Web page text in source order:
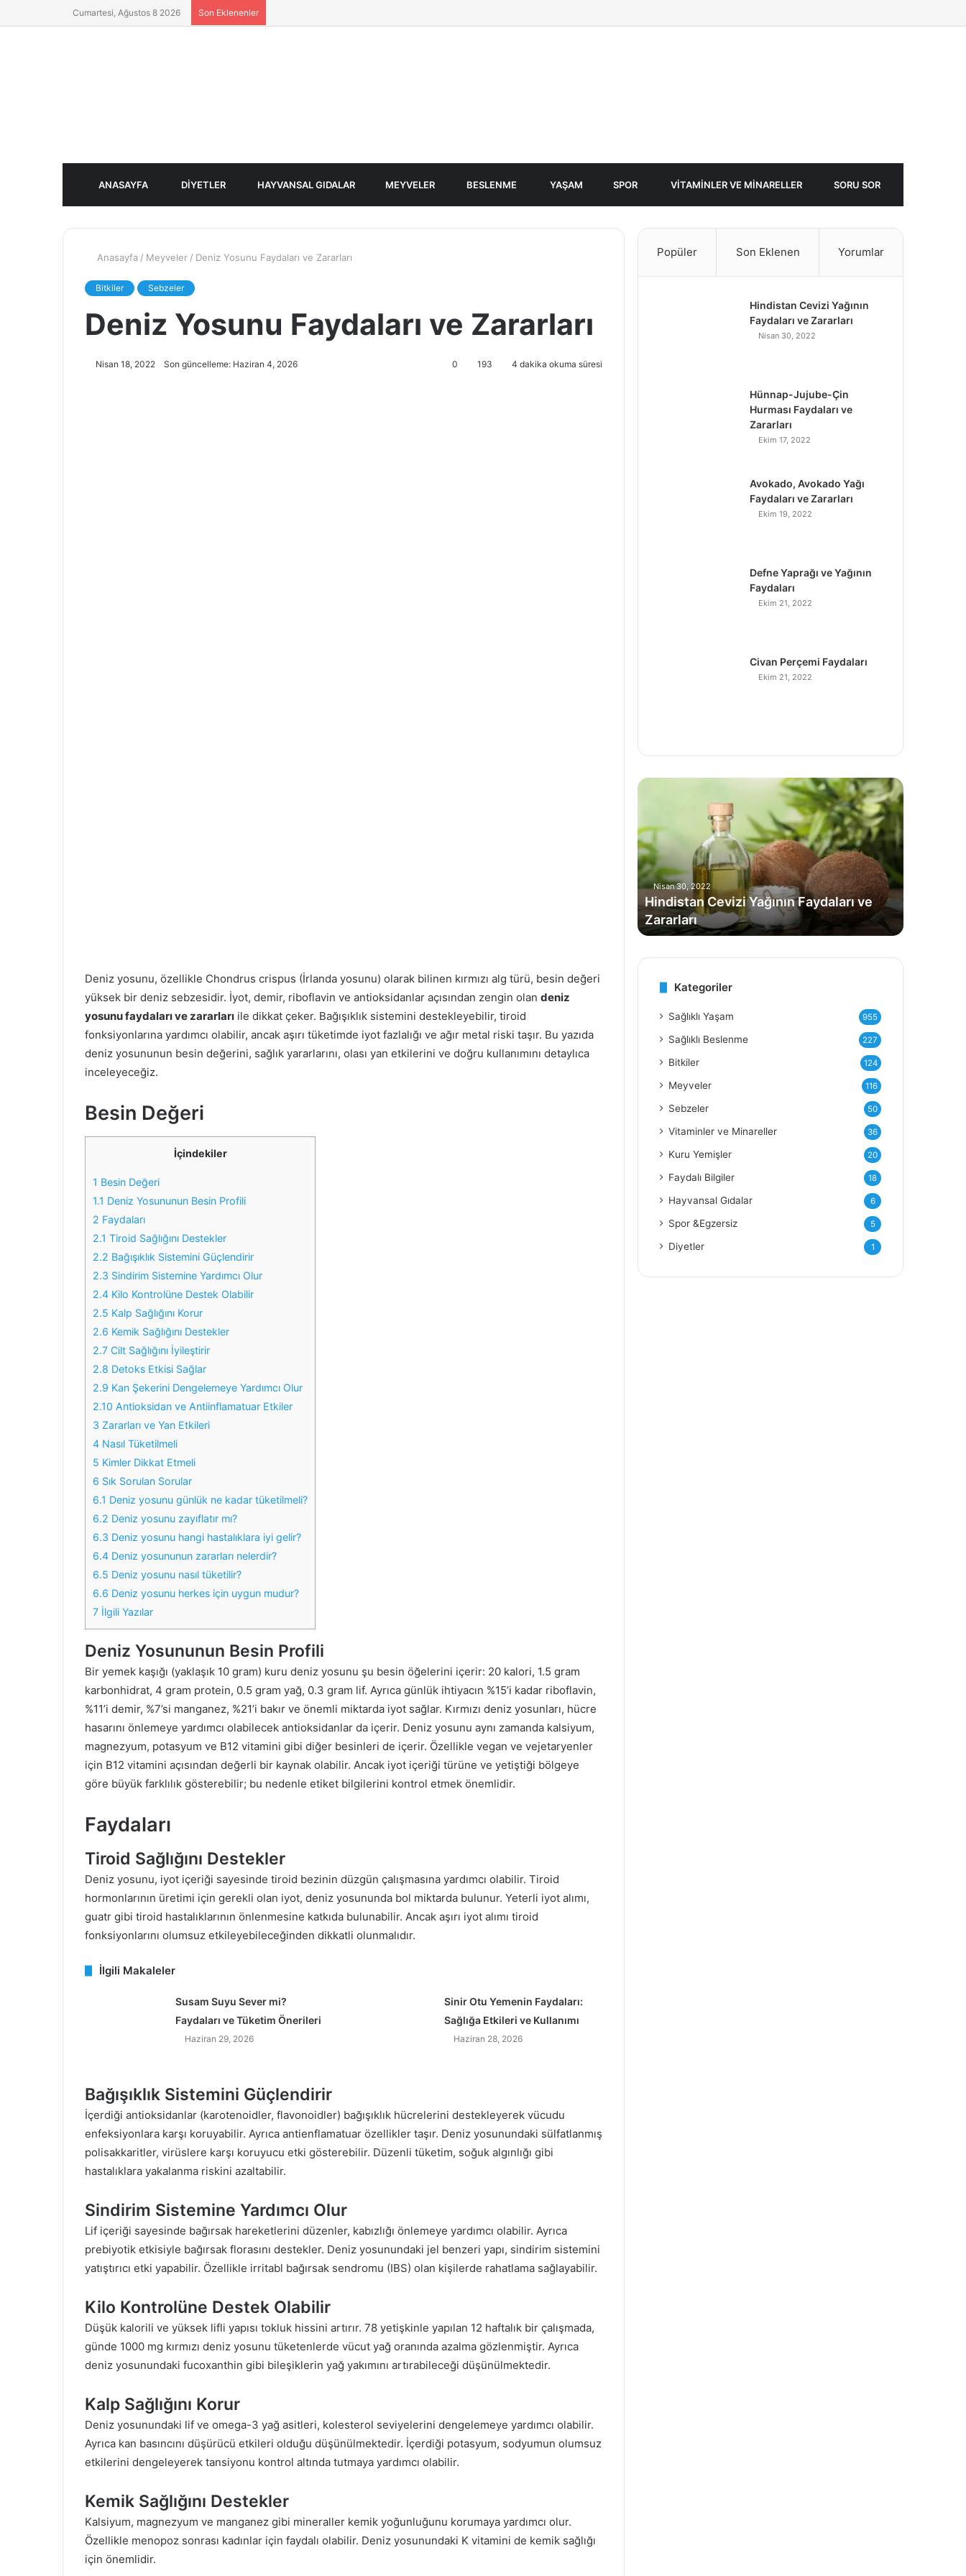
Cumartesi, Ağustos 8 2026 Son Eklenenler
ANASAYFA DIYETLER HAYVANSAL GIDALAR MEYVELER BESLENME YAŞAM SPOR VITAMINLER VE MINARELLER SORU SOR
Anasayfa / Meyveler / Deniz Yosunu Faydaları ve Zararları
Bitkiler Sebzeler
Deniz Yosunu Faydaları ve Zararları
Nisan 18, 2022 Son güncelleme: Haziran 4, 2026 0 193 4 dakika okuma süresi
Deniz yosunu, özellikle Chondrus crispus (İrlanda yosunu) olarak bilinen kırmızı alg türü, besin değeri
yüksek bir deniz sebzesidir. İyot, demir, riboflavin ve antioksidanlar açısından zengin olan deniz
yosunu faydaları ve zararları ile dikkat çeker. Bağışıklık sistemini destekleyebilir, tiroid
fonksiyonlarına yardımcı olabilir, ancak aşırı tüketimde iyot fazlalığı ve ağır metal riski taşır. Bu yazıda
deniz yosununun besin değerini, sağlık yararlarını, olası yan etkilerini ve doğru kullanımını detaylıca
inceleyeceğiz.
Besin Değeri
İçindekiler
1 Besin Değeri
1.1 Deniz Yosununun Besin Profili
2 Faydaları
2.1 Tiroid Sağlığını Destekler
2.2 Bağışıklık Sistemini Güçlendirir
2.3 Sindirim Sistemine Yardımcı Olur
2.4 Kilo Kontrolüne Destek Olabilir
2.5 Kalp Sağlığını Korur
2.6 Kemik Sağlığını Destekler
2.7 Cilt Sağlığını İyileştirir
2.8 Detoks Etkisi Sağlar
2.9 Kan Şekerini Dengelemeye Yardımcı Olur
2.10 Antioksidan ve Antiinflamatuar Etkiler
3 Zararları ve Yan Etkileri
4 Nasıl Tüketilmeli
5 Kimler Dikkat Etmeli
6 Sık Sorulan Sorular
6.1 Deniz yosunu günlük ne kadar tüketilmeli?
6.2 Deniz yosunu zayıflatır mı?
6.3 Deniz yosunu hangi hastalıklara iyi gelir?
6.4 Deniz yosununun zararları nelerdir?
6.5 Deniz yosunu nasıl tüketilir?
6.6 Deniz yosunu herkes için uygun mudur?
7 İlgili Yazılar
Deniz Yosununun Besin Profili
Bir yemek kaşığı (yaklaşık 10 gram) kuru deniz yosunu şu besin öğelerini içerir: 20 kalori, 1.5 gram
karbonhidrat, 4 gram protein, 0.5 gram yağ, 0.3 gram lif. Ayrıca günlük ihtiyacın %15’i kadar riboflavin,
%11’i demir, %7’si manganez, %21’i bakır ve önemli miktarda iyot sağlar. Kırmızı deniz yosunları, hücre
hasarını önlemeye yardımcı olabilecek antioksidanlar da içerir. Deniz yosunu aynı zamanda kalsiyum,
magnezyum, potasyum ve B12 vitamini gibi diğer besinleri de içerir. Özellikle vegan ve vejetaryenler
için B12 vitamini açısından değerli bir kaynak olabilir. Ancak iyot içeriği türüne ve yetiştiği bölgeye
göre büyük farklılık gösterebilir; bu nedenle etiket bilgilerini kontrol etmek önemlidir.
Faydaları
Tiroid Sağlığını Destekler
Deniz yosunu, iyot içeriği sayesinde tiroid bezinin düzgün çalışmasına yardımcı olabilir. Tiroid
hormonlarının üretimi için gerekli olan iyot, deniz yosununda bol miktarda bulunur. Yeterli iyot alımı,
guatr gibi tiroid hastalıklarının önlenmesine katkıda bulunabilir. Ancak aşırı iyot alımı tiroid
fonksiyonlarını olumsuz etkileyebileceğinden dikkatli olunmalıdır.
İlgili Makaleler
Susam Suyu Sever mi?
Faydaları ve Tüketim Önerileri
Haziran 29, 2026
Sinir Otu Yemenin Faydaları:
Sağlığa Etkileri ve Kullanımı
Haziran 28, 2026
Bağışıklık Sistemini Güçlendirir
İçerdiği antioksidanlar (karotenoidler, flavonoidler) bağışıklık hücrelerini destekleyerek vücudu
enfeksiyonlara karşı koruyabilir. Ayrıca antienflamatuar özellikler taşır. Deniz yosunundaki sülfatlanmış
polisakkaritler, virüslere karşı koruyucu etki gösterebilir. Düzenli tüketim, soğuk algınlığı gibi
hastalıklara yakalanma riskini azaltabilir.
Sindirim Sistemine Yardımcı Olur
Lif içeriği sayesinde bağırsak hareketlerini düzenler, kabızlığı önlemeye yardımcı olabilir. Ayrıca
prebiyotik etkisiyle bağırsak florasını destekler. Deniz yosunundaki jel benzeri yapı, sindirim sistemini
yatıştırıcı etki yapabilir. Özellikle irritabl bağırsak sendromu (IBS) olan kişilerde rahatlama sağlayabilir.
Kilo Kontrolüne Destek Olabilir
Düşük kalorili ve yüksek lifli yapısı tokluk hissini artırır. 78 yetişkinle yapılan 12 haftalık bir çalışmada,
günde 1000 mg kırmızı deniz yosunu tüketenlerde vücut yağ oranında azalma gözlenmiştir. Ayrıca
deniz yosunundaki fucoxanthin gibi bileşiklerin yağ yakımını artırabileceği düşünülmektedir.
Kalp Sağlığını Korur
Deniz yosunundaki lif ve omega-3 yağ asitleri, kolesterol seviyelerini dengelemeye yardımcı olabilir.
Ayrıca kan basıncını düşürücü etkileri olduğu düşünülmektedir. İçerdiği potasyum, sodyumun olumsuz
etkilerini dengeleyerek tansiyonu kontrol altında tutmaya yardımcı olabilir.
Kemik Sağlığını Destekler
Kalsiyum, magnezyum ve manganez gibi mineraller kemik yoğunluğunu korumaya yardımcı olur.
Özellikle menopoz sonrası kadınlar için faydalı olabilir. Deniz yosunundaki K vitamini de kemik sağlığı
için önemlidir.
Popüler Son Eklenen Yorumlar
Hindistan Cevizi Yağının
Faydaları ve Zararları
Nisan 30, 2022
Hünnap-Jujube-Çin
Hurması Faydaları ve
Zararları
Ekim 17, 2022
Avokado, Avokado Yağı
Faydaları ve Zararları
Ekim 19, 2022
Defne Yaprağı ve Yağının
Faydaları
Ekim 21, 2022
Civan Perçemi Faydaları
Ekim 21, 2022
Hindistan
Faydaları
ve
Zararları
Nisan 30, 2022
Hindistan Cevizi Yağının Faydaları ve
Zararları
Kategoriler
Sağlıklı Yaşam 955
Sağlıklı Beslenme 227
Bitkiler 124
Meyveler 116
Sebzeler 50
Vitaminler ve Minareller 36
Kuru Yemişler 20
Faydalı Bilgiler 18
Hayvansal Gıdalar 6
Spor &Egzersiz 5
Diyetler 1